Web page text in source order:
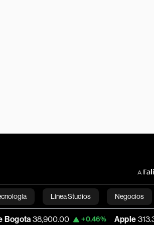
Línea Studios Negocios
English+0.46% Apple 313.305 +0.25%